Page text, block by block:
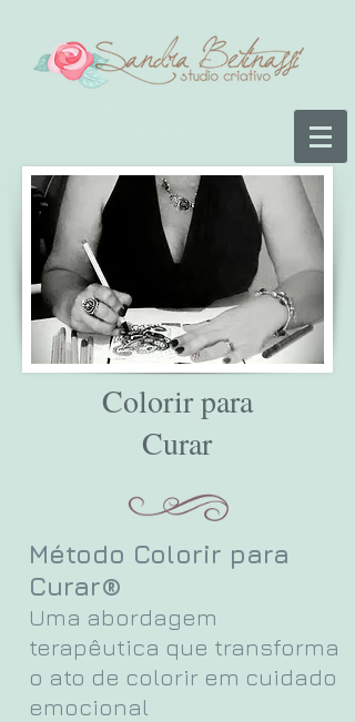
Colorir para
Curar
Método Colorir para
Curar®
Uma abordagem
terapêutica que transforma
o ato de colorir em cuidado
emocional